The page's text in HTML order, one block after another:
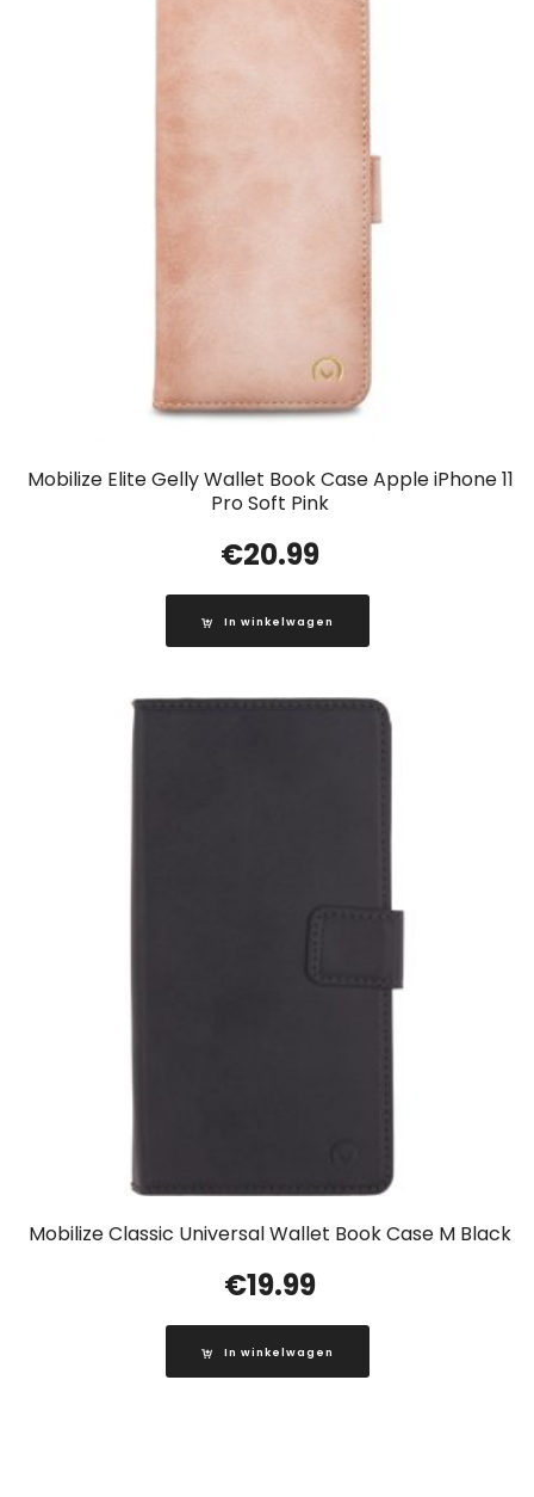
Mobilize Elite Gelly Wallet Book Case Apple iPhone 11
Pro Soft Pink
€20.99
In winkelwagen
Mobilize Classic Universal Wallet Book Case M Black
€19.99
In winkelwagen